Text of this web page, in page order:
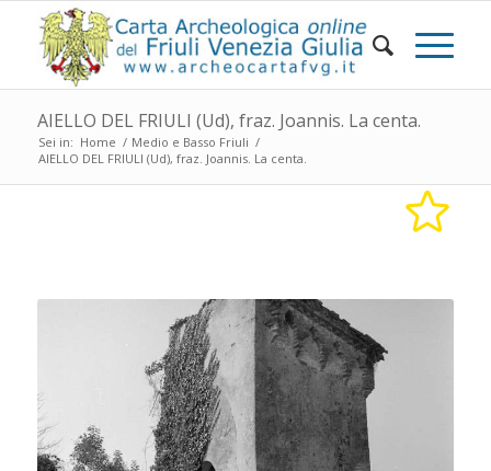
AIELLO DEL FRIULI (Ud), fraz. Joannis. La centa.
Sei in: Home / Medio e Basso Friuli /
AIELLO DEL FRIULI (Ud), fraz. Joannis. La centa.